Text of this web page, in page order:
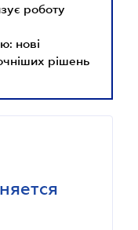
роботу
нові
рішень